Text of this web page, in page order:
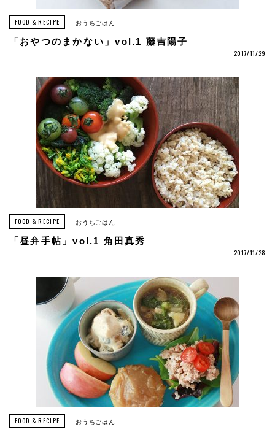
FOOD & RECIPE おうちごはん
「おやつのまかない」vol.1 藤吉陽子
2017/11/29
FOOD & RECIPE おうちごはん
「昼弁手帖」vol.1 角田真秀
2017/11/28
FOOD & RECIPE おうちごはん